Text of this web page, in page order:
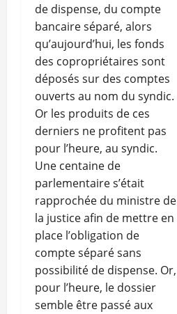
de dispense, du compte
bancaire séparé, alors
qu’aujourd’hui, les fonds
des copropriétaires sont
déposés sur des comptes
ouverts au nom du syndic.
Or les produits de ces
derniers ne profitent pas
pour l’heure, au syndic.
Une centaine de
parlementaire s’était
rapprochée du ministre de
la justice afin de mettre en
place l’obligation de
compte séparé sans
possibilité de dispense. Or,
pour l’heure, le dossier
semble être passé aux